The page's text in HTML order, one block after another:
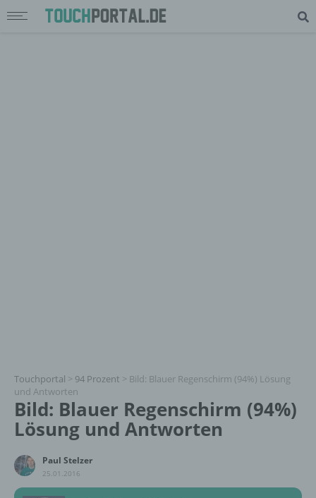
Touchportal > 94 Prozent > Bild: Blauer Regenschirm (94%) Lösung
und Antworten
Bild: Blauer Regenschirm (94%)
Lösung und Antworten
Paul Stelzer
25.01.2016